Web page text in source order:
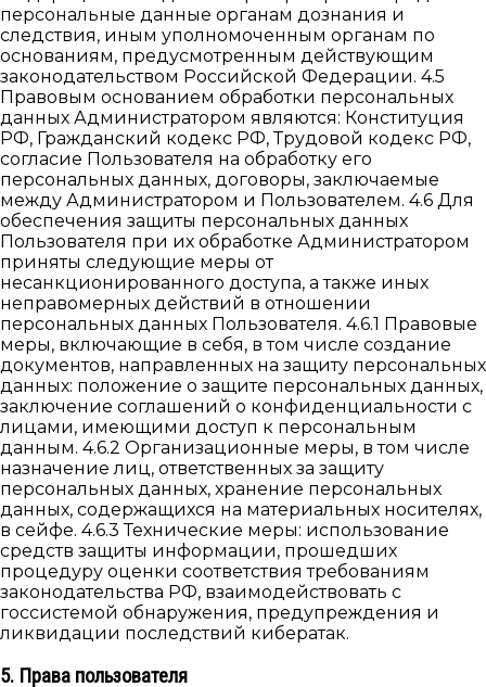
персональные данные органам дознания и
следствия, иным уполномоченным органам по
основаниям, предусмотренным действующим
законодательством Российской Федерации. 4.5
Правовым основанием обработки персональных
данных Администратором являются: Конституция
РФ, Гражданский кодекс РФ, Трудовой кодекс РФ,
согласие Пользователя на обработку его
персональных данных, договоры, заключаемые
между Администратором и Пользователем. 4.6 Для
обеспечения защиты персональных данных
Пользователя при их обработке Администратором
приняты следующие меры от
несанкционированного доступа, а также иных
неправомерных действий в отношении
персональных данных Пользователя. 4.6.1 Правовые
меры, включающие в себя, в том числе создание
документов, направленных на защиту персональных
данных: положение о защите персональных данных,
заключение соглашений о конфиденциальности с
лицами, имеющими доступ к персональным
данным. 4.6.2 Организационные меры, в том числе
назначение лиц, ответственных за защиту
персональных данных, хранение персональных
данных, содержащихся на материальных носителях,
в сейфе. 4.6.3 Технические меры: использование
средств защиты информации, прошедших
процедуру оценки соответствия требованиям
законодательства РФ, взаимодействовать с
госсистемой обнаружения, предупреждения и
ликвидации последствий кибератак.
5. Права пользователя